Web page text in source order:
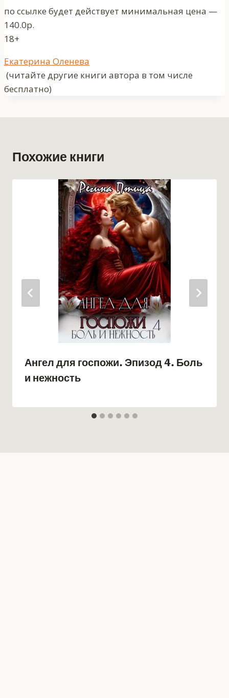
по ссылке будет действует минимальная цена —
140.0р.
18+
Метки
записи:
Екатерина Оленева
(читайте другие книги автора в том числе
бесплатно)
Похожие книги
Ангел для госпожи. Эпизод 4. Боль
и нежность